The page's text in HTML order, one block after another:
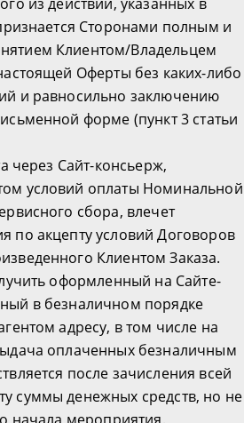
Сторонами полным и
Клиентом/Владельцем
Оферты без каких-либо
и равносильно заключению
форме (пункт 3 статьи
через Сайт-консьерж,
условий оплаты Номинальной
сбора, влечет
по акцепту условий Договоров
Клиентом Заказа.
оформленный на Сайте-
в безналичном порядке
адресу, в том числе на
оплаченных безналичным
после зачисления всей
суммы денежных средств, но не